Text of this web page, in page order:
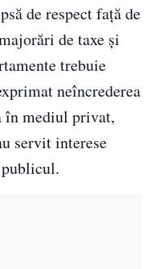
de respect față de
de taxe și
trebuie
neîncrederea
în mediul privat,
servit interese